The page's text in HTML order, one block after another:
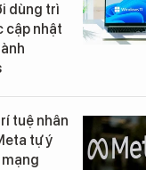
dùng trì
cập nhật
tuệ nhân
tự ý